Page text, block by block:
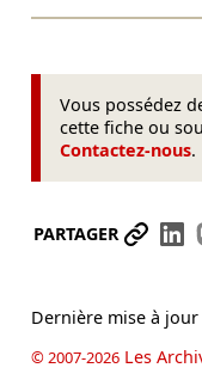
Vous possédez
cette fiche ou
Contactez-nous.
PARTAGER
Dernière mise à jour
© 2007-2026Les